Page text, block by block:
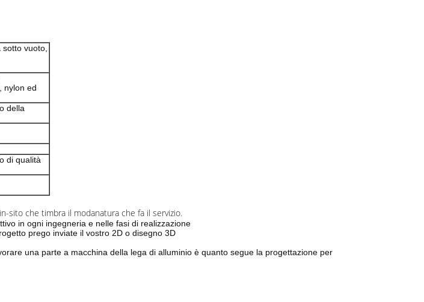
vuoto,
nylon ed
della
di qualità
sito che timbra il modanatura che fa il servizio.
in ogni ingegneria e nelle fasi di realizzazione
prego inviate il vostro 2D o disegno 3D
una parte a macchina della lega di alluminio è quanto segue la progettazione per